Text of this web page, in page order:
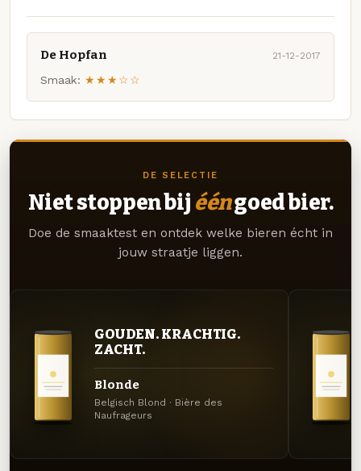
De Hopfan 21-12-2017
Smaak: ★★★☆☆
DE SELECTIE
Niet stoppen bij ééngoed bier.
Doe de smaaktest en ontdek welke bieren écht in
jouw straatje liggen.
GOUDEN. KRACHTIG.
ZACHT.
Blonde
Belgisch Blond · Bière des
Naufrageurs